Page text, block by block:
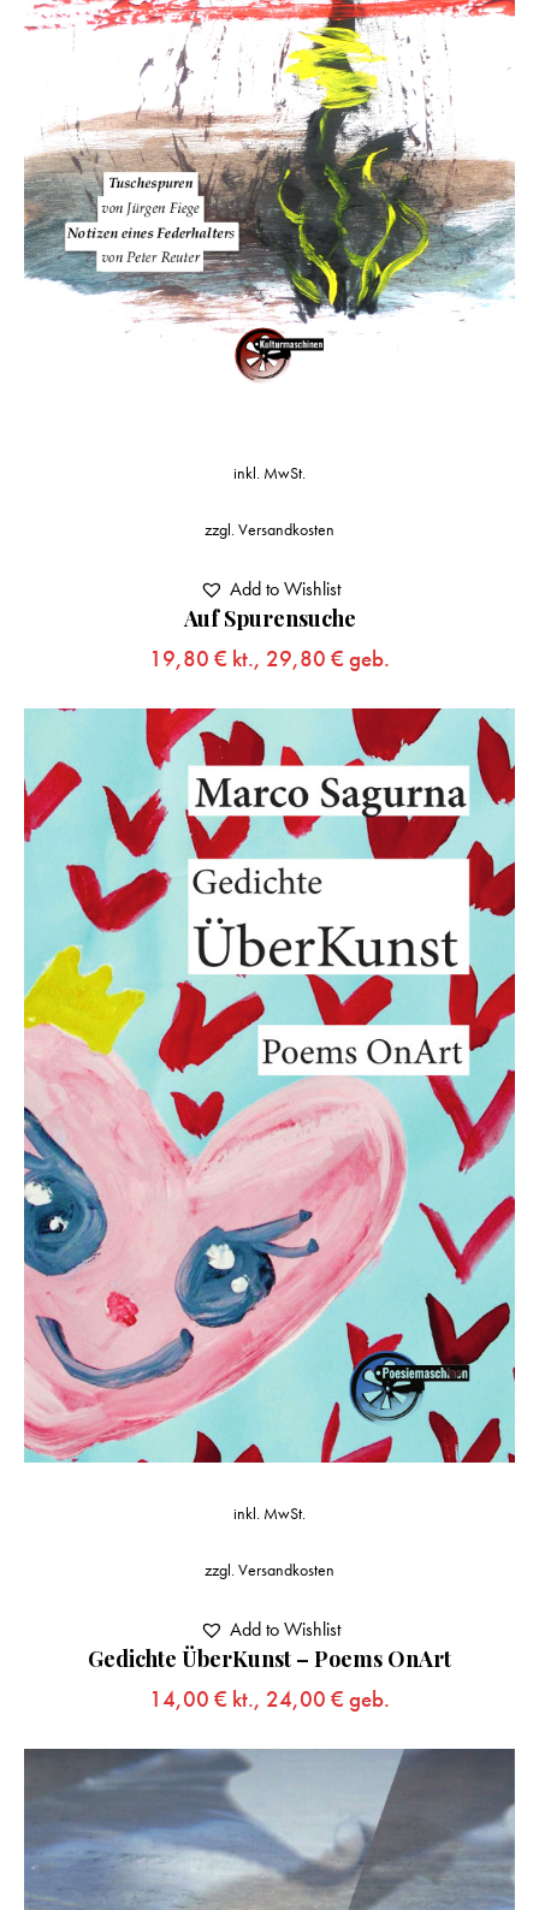
Auf Spurensuche
19,80 € kt., 29,80 € geb.
inkl. MwSt.
zzgl.Versandkosten
Add to Wishlist
Gedichte ÜberKunst – Poems OnArt
14,00 € kt., 24,00 € geb.
inkl. MwSt.
zzgl.Versandkosten
Add to Wishlist